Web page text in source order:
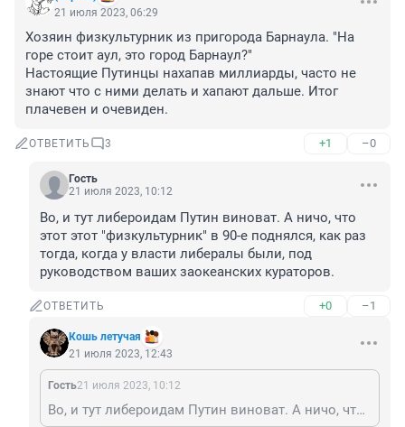
21 июля 2023, 06:29
Хозяин физкультурник из пригорода Барнаула. "На
горе стоит аул, это город Барнаул?"
Настоящие Путинцы нахапав миллиарды, часто не
знают что с ними делать и хапают дальше. Итог
плачевен и очевиден.
ОТВЕТИТЬ 3 +1 –0
Гость
21 июля 2023, 10:12
Во, и тут либероидам Путин виноват. А ничо, что
этот этот "физкультурник" в 90-е поднялся, как раз
тогда, когда у власти либералы были, под
руководством ваших заокеанских кураторов.
ОТВЕТИТЬ +0 –1
Кошь летучая
21 июля 2023, 12:43
Гость21 июля 2023, 10:12
Во, и тут либероидам Путин виноват. А ничо, что этот этот "физкультурник" в 90-е поднялся, как раз тогда, когда у власти либералы были, под руководством ваших заокеанских кураторов.